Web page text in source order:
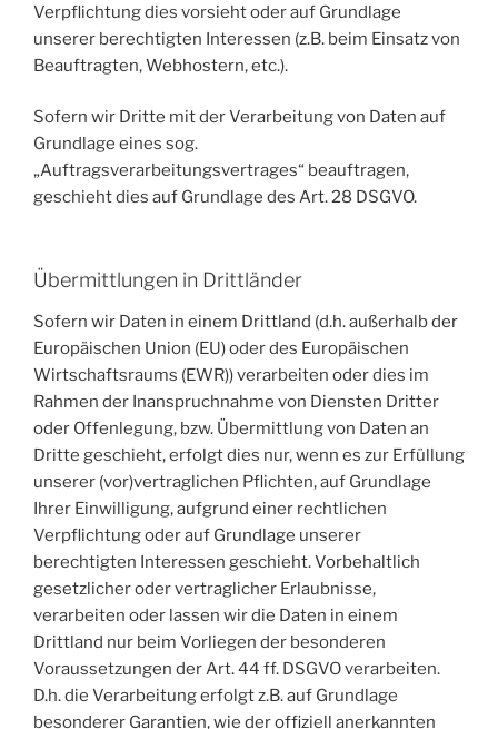
Verpflichtung dies vorsieht oder auf Grundlage
unserer berechtigten Interessen (z.B. beim Einsatz von
Beauftragten, Webhostern, etc.).
Sofern wir Dritte mit der Verarbeitung von Daten auf
Grundlage eines sog.
„Auftragsverarbeitungsvertrages“ beauftragen,
geschieht dies auf Grundlage des Art. 28 DSGVO.
Übermittlungen in Drittländer
Sofern wir Daten in einem Drittland (d.h. außerhalb der
Europäischen Union (EU) oder des Europäischen
Wirtschaftsraums (EWR)) verarbeiten oder dies im
Rahmen der Inanspruchnahme von Diensten Dritter
oder Offenlegung, bzw. Übermittlung von Daten an
Dritte geschieht, erfolgt dies nur, wenn es zur Erfüllung
unserer (vor)vertraglichen Pflichten, auf Grundlage
Ihrer Einwilligung, aufgrund einer rechtlichen
Verpflichtung oder auf Grundlage unserer
berechtigten Interessen geschieht. Vorbehaltlich
gesetzlicher oder vertraglicher Erlaubnisse,
verarbeiten oder lassen wir die Daten in einem
Drittland nur beim Vorliegen der besonderen
Voraussetzungen der Art. 44 ff. DSGVO verarbeiten.
D.h. die Verarbeitung erfolgt z.B. auf Grundlage
besonderer Garantien, wie der offiziell anerkannten